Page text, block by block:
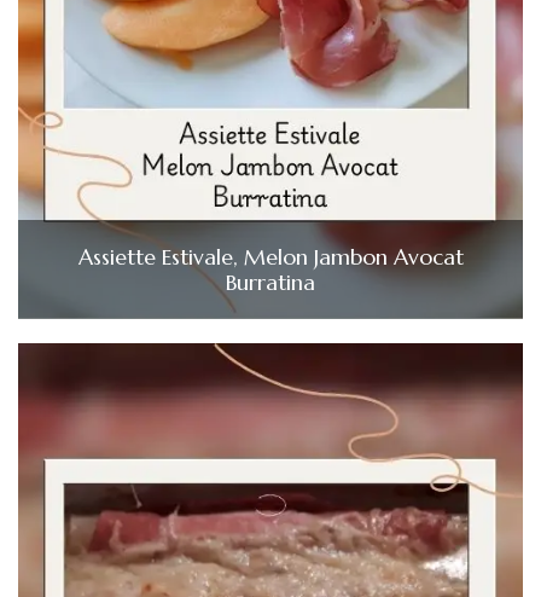
Assiette Estivale, Melon Jambon Avocat
Burratina